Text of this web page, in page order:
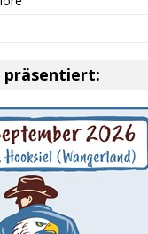
präsentiert: